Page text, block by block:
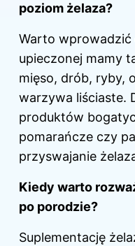
poziom żelaza?
Warto wprowadzić
upieczonej mamy
mięso, drób, ryby,
warzywa liściaste.
produktów
pomarańcze czy
przyswajanie
Kiedy warto
po porodzie?
Suplementację